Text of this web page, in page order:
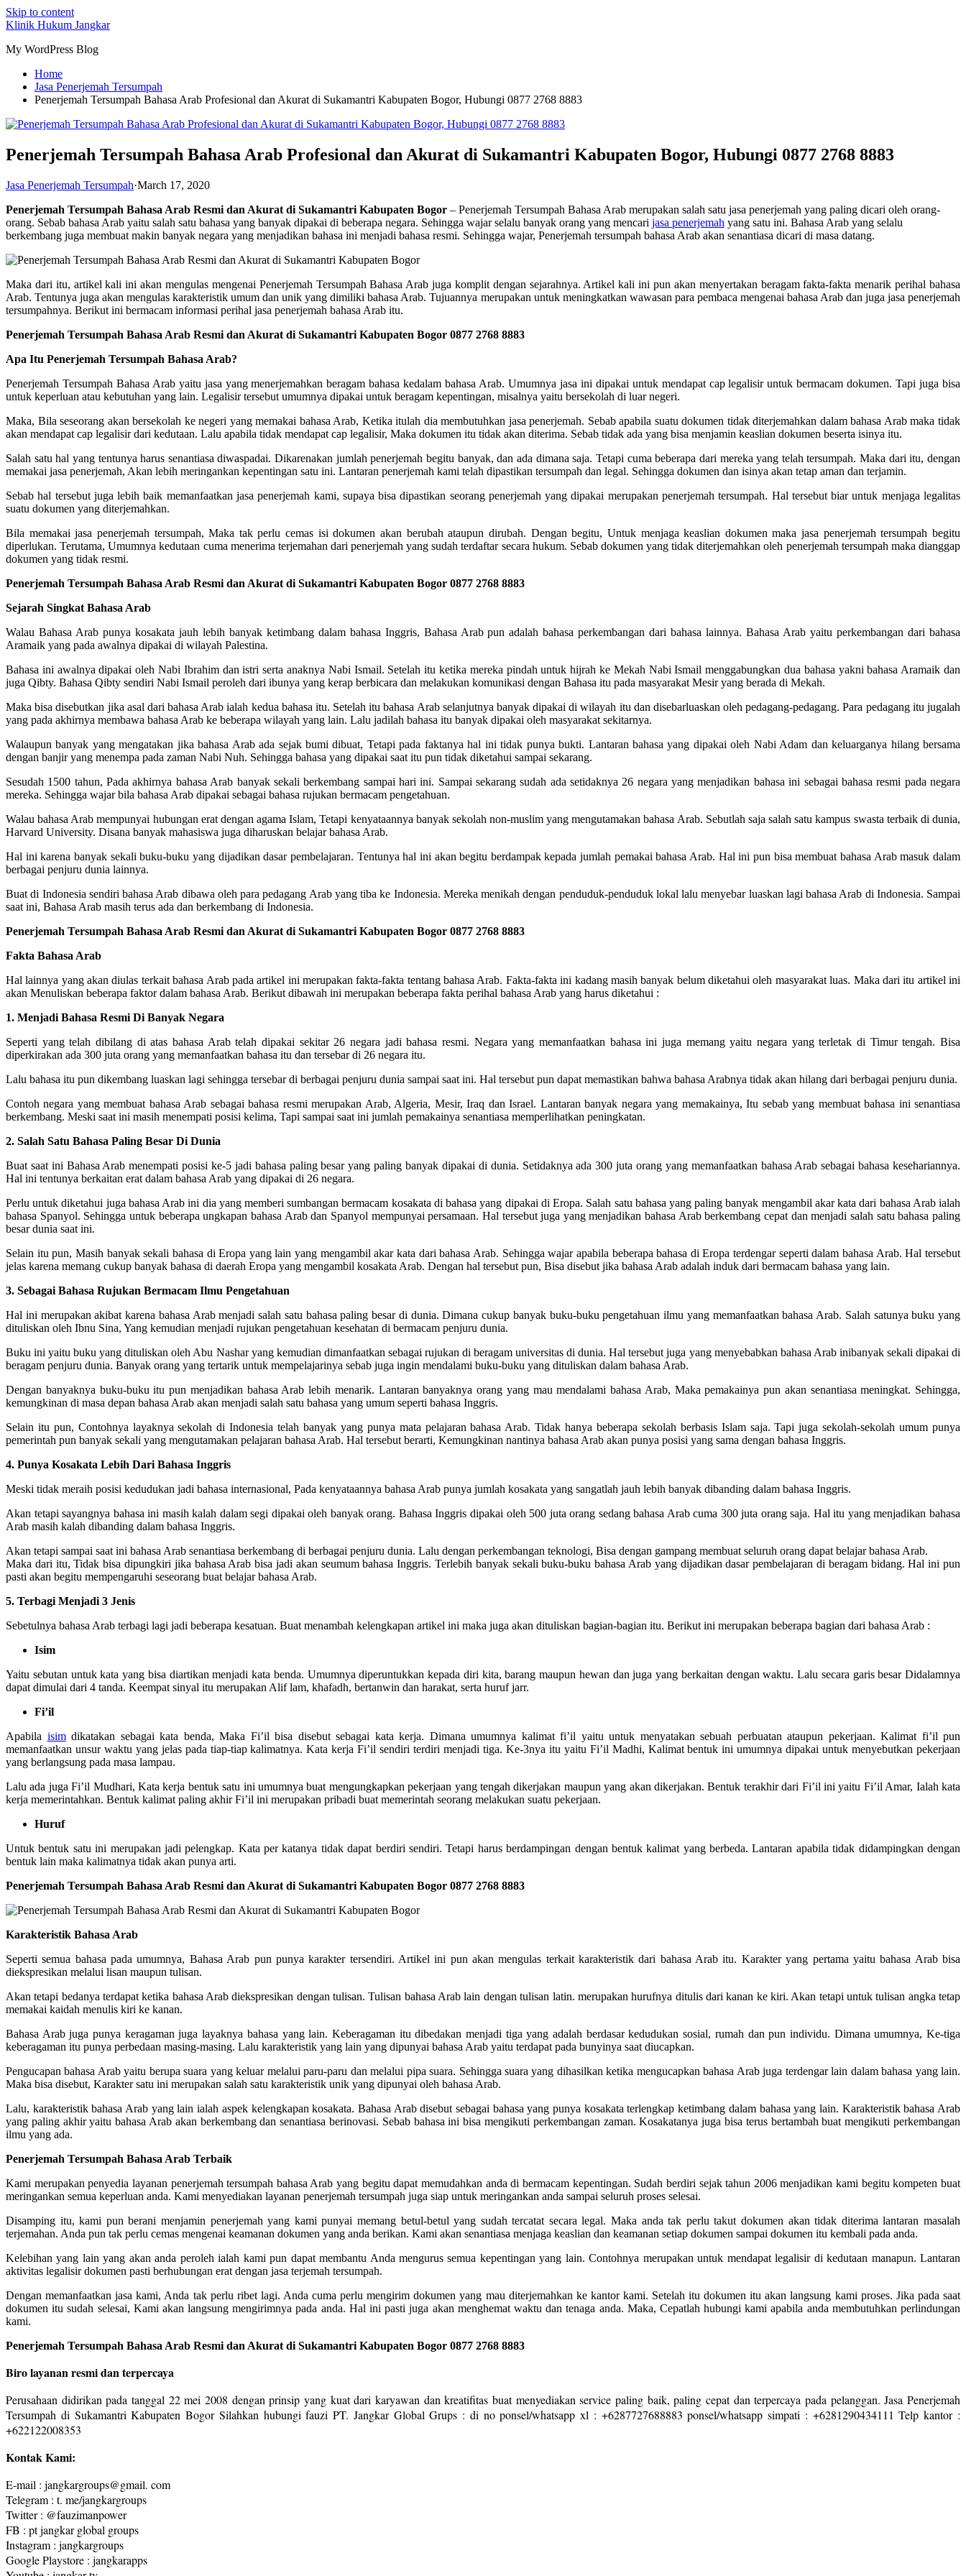
Skip to content
Klinik Hukum Jangkar
My WordPress Blog
Home
Jasa Penerjemah Tersumpah
Penerjemah Tersumpah Bahasa Arab Profesional dan Akurat di Sukamantri Kabupaten Bogor, Hubungi 0877 2768 8883
Penerjemah Tersumpah Bahasa Arab Profesional dan Akurat di Sukamantri Kabupaten Bogor, Hubungi 0877 2768 8883
Jasa Penerjemah Tersumpah·March 17, 2020
Penerjemah Tersumpah Bahasa Arab Resmi dan Akurat di Sukamantri Kabupaten Bogor – Penerjemah Tersumpah Bahasa Arab merupakan salah satu jasa penerjemah yang paling dicari oleh orang-
orang. Sebab bahasa Arab yaitu salah satu bahasa yang banyak dipakai di beberapa negara. Sehingga wajar selalu banyak orang yang mencari jasa penerjemah yang satu ini. Bahasa Arab yang selalu
berkembang juga membuat makin banyak negara yang menjadikan bahasa ini menjadi bahasa resmi. Sehingga wajar, Penerjemah tersumpah bahasa Arab akan senantiasa dicari di masa datang.
Maka dari itu, artikel kali ini akan mengulas mengenai Penerjemah Tersumpah Bahasa Arab juga komplit dengan sejarahnya. Artikel kali ini pun akan menyertakan beragam fakta-fakta menarik perihal bahasa
Arab. Tentunya juga akan mengulas karakteristik umum dan unik yang dimiliki bahasa Arab. Tujuannya merupakan untuk meningkatkan wawasan para pembaca mengenai bahasa Arab dan juga jasa penerjemah
tersumpahnya. Berikut ini bermacam informasi perihal jasa penerjemah bahasa Arab itu.
Penerjemah Tersumpah Bahasa Arab Resmi dan Akurat di Sukamantri Kabupaten Bogor 0877 2768 8883
Apa Itu Penerjemah Tersumpah Bahasa Arab?
Penerjemah Tersumpah Bahasa Arab yaitu jasa yang menerjemahkan beragam bahasa kedalam bahasa Arab. Umumnya jasa ini dipakai untuk mendapat cap legalisir untuk bermacam dokumen. Tapi juga bisa
untuk keperluan atau kebutuhan yang lain. Legalisir tersebut umumnya dipakai untuk beragam kepentingan, misalnya yaitu bersekolah di luar negeri.
Maka, Bila seseorang akan bersekolah ke negeri yang memakai bahasa Arab, Ketika itulah dia membutuhkan jasa penerjemah. Sebab apabila suatu dokumen tidak diterjemahkan dalam bahasa Arab maka tidak
akan mendapat cap legalisir dari kedutaan. Lalu apabila tidak mendapat cap legalisir, Maka dokumen itu tidak akan diterima. Sebab tidak ada yang bisa menjamin keaslian dokumen beserta isinya itu.
Salah satu hal yang tentunya harus senantiasa diwaspadai. Dikarenakan jumlah penerjemah begitu banyak, dan ada dimana saja. Tetapi cuma beberapa dari mereka yang telah tersumpah. Maka dari itu, dengan
memakai jasa penerjemah, Akan lebih meringankan kepentingan satu ini. Lantaran penerjemah kami telah dipastikan tersumpah dan legal. Sehingga dokumen dan isinya akan tetap aman dan terjamin.
Sebab hal tersebut juga lebih baik memanfaatkan jasa penerjemah kami, supaya bisa dipastikan seorang penerjemah yang dipakai merupakan penerjemah tersumpah. Hal tersebut biar untuk menjaga legalitas
suatu dokumen yang diterjemahkan.
Bila memakai jasa penerjemah tersumpah, Maka tak perlu cemas isi dokumen akan berubah ataupun dirubah. Dengan begitu, Untuk menjaga keaslian dokumen maka jasa penerjemah tersumpah begitu
diperlukan. Terutama, Umumnya kedutaan cuma menerima terjemahan dari penerjemah yang sudah terdaftar secara hukum. Sebab dokumen yang tidak diterjemahkan oleh penerjemah tersumpah maka dianggap
dokumen yang tidak resmi.
Penerjemah Tersumpah Bahasa Arab Resmi dan Akurat di Sukamantri Kabupaten Bogor 0877 2768 8883
Sejarah Singkat Bahasa Arab
Walau Bahasa Arab punya kosakata jauh lebih banyak ketimbang dalam bahasa Inggris, Bahasa Arab pun adalah bahasa perkembangan dari bahasa lainnya. Bahasa Arab yaitu perkembangan dari bahasa
Aramaik yang pada awalnya dipakai di wilayah Palestina.
Bahasa ini awalnya dipakai oleh Nabi Ibrahim dan istri serta anaknya Nabi Ismail. Setelah itu ketika mereka pindah untuk hijrah ke Mekah Nabi Ismail menggabungkan dua bahasa yakni bahasa Aramaik dan
juga Qibty. Bahasa Qibty sendiri Nabi Ismail peroleh dari ibunya yang kerap berbicara dan melakukan komunikasi dengan Bahasa itu pada masyarakat Mesir yang berada di Mekah.
Maka bisa disebutkan jika asal dari bahasa Arab ialah kedua bahasa itu. Setelah itu bahasa Arab selanjutnya banyak dipakai di wilayah itu dan disebarluaskan oleh pedagang-pedagang. Para pedagang itu jugalah
yang pada akhirnya membawa bahasa Arab ke beberapa wilayah yang lain. Lalu jadilah bahasa itu banyak dipakai oleh masyarakat sekitarnya.
Walaupun banyak yang mengatakan jika bahasa Arab ada sejak bumi dibuat, Tetapi pada faktanya hal ini tidak punya bukti. Lantaran bahasa yang dipakai oleh Nabi Adam dan keluarganya hilang bersama
dengan banjir yang menempa pada zaman Nabi Nuh. Sehingga bahasa yang dipakai saat itu pun tidak diketahui sampai sekarang.
Sesudah 1500 tahun, Pada akhirnya bahasa Arab banyak sekali berkembang sampai hari ini. Sampai sekarang sudah ada setidaknya 26 negara yang menjadikan bahasa ini sebagai bahasa resmi pada negara
mereka. Sehingga wajar bila bahasa Arab dipakai sebagai bahasa rujukan bermacam pengetahuan.
Walau bahasa Arab mempunyai hubungan erat dengan agama Islam, Tetapi kenyataannya banyak sekolah non-muslim yang mengutamakan bahasa Arab. Sebutlah saja salah satu kampus swasta terbaik di dunia,
Harvard University. Disana banyak mahasiswa juga diharuskan belajar bahasa Arab.
Hal ini karena banyak sekali buku-buku yang dijadikan dasar pembelajaran. Tentunya hal ini akan begitu berdampak kepada jumlah pemakai bahasa Arab. Hal ini pun bisa membuat bahasa Arab masuk dalam
berbagai penjuru dunia lainnya.
Buat di Indonesia sendiri bahasa Arab dibawa oleh para pedagang Arab yang tiba ke Indonesia. Mereka menikah dengan penduduk-penduduk lokal lalu menyebar luaskan lagi bahasa Arab di Indonesia. Sampai
saat ini, Bahasa Arab masih terus ada dan berkembang di Indonesia.
Penerjemah Tersumpah Bahasa Arab Resmi dan Akurat di Sukamantri Kabupaten Bogor 0877 2768 8883
Fakta Bahasa Arab
Hal lainnya yang akan diulas terkait bahasa Arab pada artikel ini merupakan fakta-fakta tentang bahasa Arab. Fakta-fakta ini kadang masih banyak belum diketahui oleh masyarakat luas. Maka dari itu artikel ini
akan Menuliskan beberapa faktor dalam bahasa Arab. Berikut dibawah ini merupakan beberapa fakta perihal bahasa Arab yang harus diketahui :
1. Menjadi Bahasa Resmi Di Banyak Negara
Seperti yang telah dibilang di atas bahasa Arab telah dipakai sekitar 26 negara jadi bahasa resmi. Negara yang memanfaatkan bahasa ini juga memang yaitu negara yang terletak di Timur tengah. Bisa
diperkirakan ada 300 juta orang yang memanfaatkan bahasa itu dan tersebar di 26 negara itu.
Lalu bahasa itu pun dikembang luaskan lagi sehingga tersebar di berbagai penjuru dunia sampai saat ini. Hal tersebut pun dapat memastikan bahwa bahasa Arabnya tidak akan hilang dari berbagai penjuru dunia.
Contoh negara yang membuat bahasa Arab sebagai bahasa resmi merupakan Arab, Algeria, Mesir, Iraq dan Israel. Lantaran banyak negara yang memakainya, Itu sebab yang membuat bahasa ini senantiasa
berkembang. Meski saat ini masih menempati posisi kelima, Tapi sampai saat ini jumlah pemakainya senantiasa memperlihatkan peningkatan.
2. Salah Satu Bahasa Paling Besar Di Dunia
Buat saat ini Bahasa Arab menempati posisi ke-5 jadi bahasa paling besar yang paling banyak dipakai di dunia. Setidaknya ada 300 juta orang yang memanfaatkan bahasa Arab sebagai bahasa kesehariannya.
Hal ini tentunya berkaitan erat dalam bahasa Arab yang dipakai di 26 negara.
Perlu untuk diketahui juga bahasa Arab ini dia yang memberi sumbangan bermacam kosakata di bahasa yang dipakai di Eropa. Salah satu bahasa yang paling banyak mengambil akar kata dari bahasa Arab ialah
bahasa Spanyol. Sehingga untuk beberapa ungkapan bahasa Arab dan Spanyol mempunyai persamaan. Hal tersebut juga yang menjadikan bahasa Arab berkembang cepat dan menjadi salah satu bahasa paling
besar dunia saat ini.
Selain itu pun, Masih banyak sekali bahasa di Eropa yang lain yang mengambil akar kata dari bahasa Arab. Sehingga wajar apabila beberapa bahasa di Eropa terdengar seperti dalam bahasa Arab. Hal tersebut
jelas karena memang cukup banyak bahasa di daerah Eropa yang mengambil kosakata Arab. Dengan hal tersebut pun, Bisa disebut jika bahasa Arab adalah induk dari bermacam bahasa yang lain.
3. Sebagai Bahasa Rujukan Bermacam Ilmu Pengetahuan
Hal ini merupakan akibat karena bahasa Arab menjadi salah satu bahasa paling besar di dunia. Dimana cukup banyak buku-buku pengetahuan ilmu yang memanfaatkan bahasa Arab. Salah satunya buku yang
dituliskan oleh Ibnu Sina, Yang kemudian menjadi rujukan pengetahuan kesehatan di bermacam penjuru dunia.
Buku ini yaitu buku yang dituliskan oleh Abu Nashar yang kemudian dimanfaatkan sebagai rujukan di beragam universitas di dunia. Hal tersebut juga yang menyebabkan bahasa Arab inibanyak sekali dipakai di
beragam penjuru dunia. Banyak orang yang tertarik untuk mempelajarinya sebab juga ingin mendalami buku-buku yang dituliskan dalam bahasa Arab.
Dengan banyaknya buku-buku itu pun menjadikan bahasa Arab lebih menarik. Lantaran banyaknya orang yang mau mendalami bahasa Arab, Maka pemakainya pun akan senantiasa meningkat. Sehingga,
kemungkinan di masa depan bahasa Arab akan menjadi salah satu bahasa yang umum seperti bahasa Inggris.
Selain itu pun, Contohnya layaknya sekolah di Indonesia telah banyak yang punya mata pelajaran bahasa Arab. Tidak hanya beberapa sekolah berbasis Islam saja. Tapi juga sekolah-sekolah umum punya
pemerintah pun banyak sekali yang mengutamakan pelajaran bahasa Arab. Hal tersebut berarti, Kemungkinan nantinya bahasa Arab akan punya posisi yang sama dengan bahasa Inggris.
4. Punya Kosakata Lebih Dari Bahasa Inggris
Meski tidak meraih posisi kedudukan jadi bahasa internasional, Pada kenyataannya bahasa Arab punya jumlah kosakata yang sangatlah jauh lebih banyak dibanding dalam bahasa Inggris.
Akan tetapi sayangnya bahasa ini masih kalah dalam segi dipakai oleh banyak orang. Bahasa Inggris dipakai oleh 500 juta orang sedang bahasa Arab cuma 300 juta orang saja. Hal itu yang menjadikan bahasa
Arab masih kalah dibanding dalam bahasa Inggris.
Akan tetapi sampai saat ini bahasa Arab senantiasa berkembang di berbagai penjuru dunia. Lalu dengan perkembangan teknologi, Bisa dengan gampang membuat seluruh orang dapat belajar bahasa Arab.
Maka dari itu, Tidak bisa dipungkiri jika bahasa Arab bisa jadi akan seumum bahasa Inggris. Terlebih banyak sekali buku-buku bahasa Arab yang dijadikan dasar pembelajaran di beragam bidang. Hal ini pun
pasti akan begitu mempengaruhi seseorang buat belajar bahasa Arab.
5. Terbagi Menjadi 3 Jenis
Sebetulnya bahasa Arab terbagi lagi jadi beberapa kesatuan. Buat menambah kelengkapan artikel ini maka juga akan dituliskan bagian-bagian itu. Berikut ini merupakan beberapa bagian dari bahasa Arab :
Isim
Yaitu sebutan untuk kata yang bisa diartikan menjadi kata benda. Umumnya diperuntukkan kepada diri kita, barang maupun hewan dan juga yang berkaitan dengan waktu. Lalu secara garis besar Didalamnya
dapat dimulai dari 4 tanda. Keempat sinyal itu merupakan Alif lam, khafadh, bertanwin dan harakat, serta huruf jarr.
Fi’il
Apabila isimdikatakan sebagai kata benda, Maka Fi’il bisa disebut sebagai kata kerja. Dimana umumnya kalimat fi’il yaitu untuk menyatakan sebuah perbuatan ataupun pekerjaan. Kalimat fi’il pun
memanfaatkan unsur waktu yang jelas pada tiap-tiap kalimatnya. Kata kerja Fi’il sendiri terdiri menjadi tiga. Ke-3nya itu yaitu Fi’il Madhi, Kalimat bentuk ini umumnya dipakai untuk menyebutkan pekerjaan
yang berlangsung pada masa lampau.
Lalu ada juga Fi’il Mudhari, Kata kerja bentuk satu ini umumnya buat mengungkapkan pekerjaan yang tengah dikerjakan maupun yang akan dikerjakan. Bentuk terakhir dari Fi’il ini yaitu Fi’il Amar, Ialah kata
kerja memerintahkan. Bentuk kalimat paling akhir Fi’il ini merupakan pribadi buat memerintah seorang melakukan suatu pekerjaan.
Huruf
Untuk bentuk satu ini merupakan jadi pelengkap. Kata per katanya tidak dapat berdiri sendiri. Tetapi harus berdampingan dengan bentuk kalimat yang berbeda. Lantaran apabila tidak didampingkan dengan
bentuk lain maka kalimatnya tidak akan punya arti.
Penerjemah Tersumpah Bahasa Arab Resmi dan Akurat di Sukamantri Kabupaten Bogor 0877 2768 8883
Karakteristik Bahasa Arab
Seperti semua bahasa pada umumnya, Bahasa Arab pun punya karakter tersendiri. Artikel ini pun akan mengulas terkait karakteristik dari bahasa Arab itu. Karakter yang pertama yaitu bahasa Arab bisa
diekspresikan melalui lisan maupun tulisan.
Akan tetapi bedanya terdapat ketika bahasa Arab diekspresikan dengan tulisan. Tulisan bahasa Arab lain dengan tulisan latin. merupakan hurufnya ditulis dari kanan ke kiri. Akan tetapi untuk tulisan angka tetap
memakai kaidah menulis kiri ke kanan.
Bahasa Arab juga punya keragaman juga layaknya bahasa yang lain. Keberagaman itu dibedakan menjadi tiga yang adalah berdasar kedudukan sosial, rumah dan pun individu. Dimana umumnya, Ke-tiga
keberagaman itu punya perbedaan masing-masing. Lalu karakteristik yang lain yang dipunyai bahasa Arab yaitu terdapat pada bunyinya saat diucapkan.
Pengucapan bahasa Arab yaitu berupa suara yang keluar melalui paru-paru dan melalui pipa suara. Sehingga suara yang dihasilkan ketika mengucapkan bahasa Arab juga terdengar lain dalam bahasa yang lain.
Maka bisa disebut, Karakter satu ini merupakan salah satu karakteristik unik yang dipunyai oleh bahasa Arab.
Lalu, karakteristik bahasa Arab yang lain ialah aspek kelengkapan kosakata. Bahasa Arab disebut sebagai bahasa yang punya kosakata terlengkap ketimbang dalam bahasa yang lain. Karakteristik bahasa Arab
yang paling akhir yaitu bahasa Arab akan berkembang dan senantiasa berinovasi. Sebab bahasa ini bisa mengikuti perkembangan zaman. Kosakatanya juga bisa terus bertambah buat mengikuti perkembangan
ilmu yang ada.
Penerjemah Tersumpah Bahasa Arab Terbaik
Kami merupakan penyedia layanan penerjemah tersumpah bahasa Arab yang begitu dapat memudahkan anda di bermacam kepentingan. Sudah berdiri sejak tahun 2006 menjadikan kami begitu kompeten buat
meringankan semua keperluan anda. Kami menyediakan layanan penerjemah tersumpah juga siap untuk meringankan anda sampai seluruh proses selesai.
Disamping itu, kami pun berani menjamin penerjemah yang kami punyai memang betul-betul yang sudah tercatat secara legal. Maka anda tak perlu takut dokumen akan tidak diterima lantaran masalah
terjemahan. Anda pun tak perlu cemas mengenai keamanan dokumen yang anda berikan. Kami akan senantiasa menjaga keaslian dan keamanan setiap dokumen sampai dokumen itu kembali pada anda.
Kelebihan yang lain yang akan anda peroleh ialah kami pun dapat membantu Anda mengurus semua kepentingan yang lain. Contohnya merupakan untuk mendapat legalisir di kedutaan manapun. Lantaran
aktivitas legalisir dokumen pasti berhubungan erat dengan jasa terjemah tersumpah.
Dengan memanfaatkan jasa kami, Anda tak perlu ribet lagi. Anda cuma perlu mengirim dokumen yang mau diterjemahkan ke kantor kami. Setelah itu dokumen itu akan langsung kami proses. Jika pada saat
dokumen itu sudah selesai, Kami akan langsung mengirimnya pada anda. Hal ini pasti juga akan menghemat waktu dan tenaga anda. Maka, Cepatlah hubungi kami apabila anda membutuhkan perlindungan
kami.
Penerjemah Tersumpah Bahasa Arab Resmi dan Akurat di Sukamantri Kabupaten Bogor 0877 2768 8883
Biro layanan resmi dan terpercaya
Perusahaan didirikan pada tanggal 22 mei 2008 dengan prinsip yang kuat dari karyawan dan kreatifitas buat menyediakan service paling baik, paling cepat dan terpercaya pada pelanggan. Jasa Penerjemah
Tersumpah di Sukamantri Kabupaten Bogor Silahkan hubungi fauzi PT. Jangkar Global Grups : di no ponsel/whatsapp xl : +6287727688883 ponsel/whatsapp simpati : +6281290434111 Telp kantor :
+622122008353
Kontak Kami:
E-mail : jangkargroups@gmail. com
Telegram : t. me/jangkargroups
Twitter : @fauzimanpower
FB : pt jangkar global groups
Instagram : jangkargroups
Google Playstore : jangkarapps